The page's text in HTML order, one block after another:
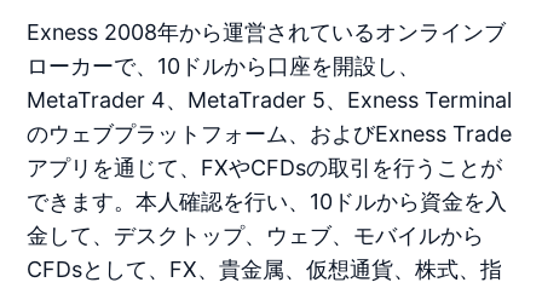
Exness 2008年から運営されているオンラインブ
ローカーで、10ドルから口座を開設し、
MetaTrader 4、MetaTrader 5、Exness Terminal
のウェブプラットフォーム、およびExness Trade
アプリを通じて、FXやCFDsの取引を行うことが
できます。本人確認を行い、10ドルから資金を入
金して、デスクトップ、ウェブ、モバイルから
CFDsとして、FX、貴金属、仮想通貨、株式、指